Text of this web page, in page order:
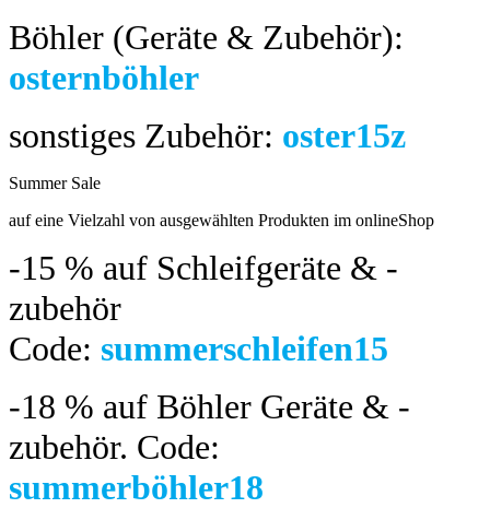
Böhler (Geräte & Zubehör):
osternböhler
sonstiges Zubehör: oster15z
Summer Sale
auf eine Vielzahl von ausgewählten Produkten im onlineShop
-15 % auf Schleifgeräte & -
zubehör
Code: summerschleifen15
-18 % auf Böhler Geräte & -
zubehör. Code:
summerböhler18